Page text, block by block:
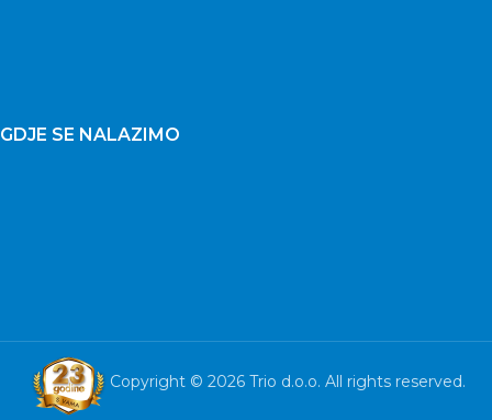
GDJE SE NALAZIMO
Copyright © 2026 Trio d.o.o. All rights reserved.